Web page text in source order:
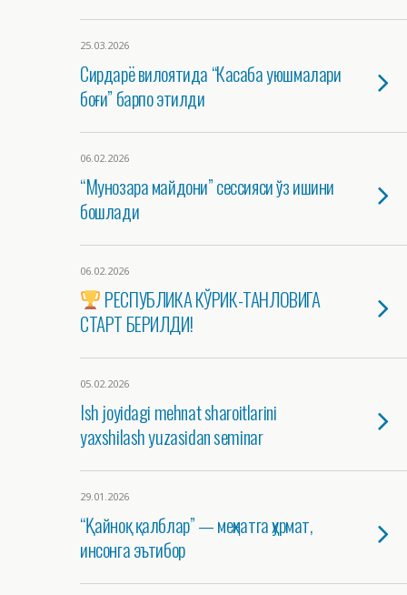
25.03.2026
Сирдарё вилоятида “Касаба уюшмалари
боғи” барпо этилди
06.02.2026
“Мунозара майдони” сессияси ўз ишини
бошлади
06.02.2026
РЕСПУБЛИКА КЎРИК-ТАНЛОВИГА
СТАРТ БЕРИЛДИ!
05.02.2026
Ish joyidagi mehnat sharoitlarini
yaxshilash yuzasidan seminar
29.01.2026
“Қайноқ қалблар” — меҳнатга ҳурмат,
инсонга эътибор